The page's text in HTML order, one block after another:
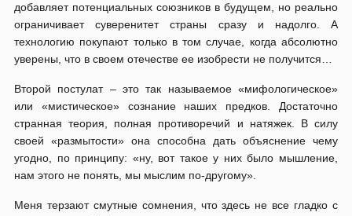
добавляет потенциальных союзников в будущем, но реально
ограничивает суверенитет страны сразу и надолго. А
технологию покупают только в том случае, когда абсолютно
уверены, что в своем отечестве ее изобрести не получится…
Второй постулат – это так называемое «мифологическое»
или «мистическое» сознание наших предков. Достаточно
странная теория, полная противоречий и натяжек. В силу
своей «размытости» она способна дать объяснение чему
угодно, по принципу: «ну, вот такое у них было мышление,
нам этого не понять, мы мыслим по-другому».
Меня терзают смутные сомнения, что здесь не все гладко с